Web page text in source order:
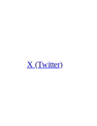
X (Twitter)